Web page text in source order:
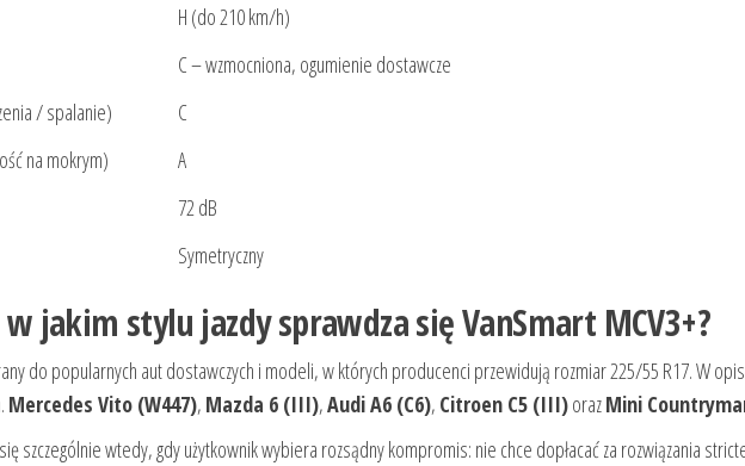
H (do 210 km/h)
C – wzmocniona, ogumienie dostawcze
/ spalanie)
C
na mokrym)
A
72 dB
Symetryczny
jakim stylu jazdy sprawdza się VanSmart MCV3+?
do popularnych aut dostawczych i modeli, w których producenci przewidują rozmiar 225/55 R17. W
Mercedes Vito (W447), Mazda 6 (III),Audi A6 (C6), Citroen C5 (III)orazMini
szczególnie wtedy, gdy użytkownik wybiera rozsądny kompromis: nie chce dopłacać za rozwiązania